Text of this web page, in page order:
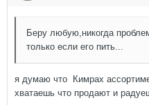
Беру любую,никогда
только если его пить...
я думаю что Кимрах
хватаешь что продают и